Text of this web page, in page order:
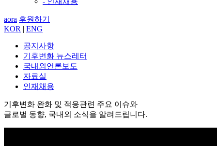
aora 후원하기
KOR | ENG
공지사항
기후변화 뉴스레터
국내외언론보도
자료실
인재채용
기후변화 완화 및 적응관련 주요 이슈와
글로벌 동향, 국내외 소식을 알려드립니다.